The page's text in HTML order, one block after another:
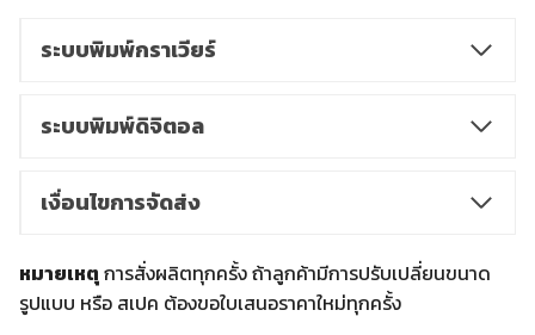
ระบบพิมพ์กราเวียร์
ระบบพิมพ์ดิจิตอล
เงื่อนไขการจัดส่ง
หมายเหตุ การสั่งผลิตทุกครั้ง ถ้าลูกค้ามีการปรับเปลี่ยนขนาด
รูปแบบ หรือ สเปค ต้องขอใบเสนอราคาใหม่ทุกครั้ง